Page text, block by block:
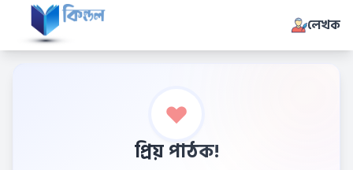
লেখক
প্রিয় পাঠক!